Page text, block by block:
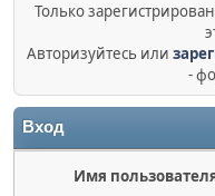
Только
Авторизуйтесь или
-
Вход
Имя